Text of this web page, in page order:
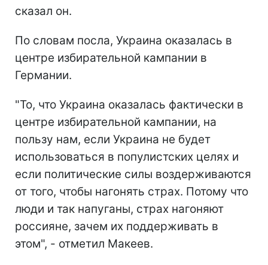
сказал он.
По словам посла, Украина оказалась в
центре избирательной кампании в
Германии.
"То, что Украина оказалась фактически в
центре избирательной кампании, на
пользу нам, если Украина не будет
использоваться в популистских целях и
если политические силы воздерживаются
от того, чтобы нагонять страх. Потому что
люди и так напуганы, страх нагоняют
россияне, зачем их поддерживать в
этом", - отметил Макеев.